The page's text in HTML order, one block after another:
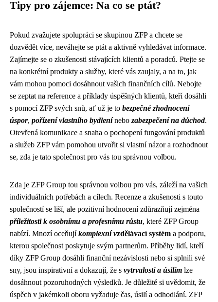
Tipy pro zájemce: Na co se ptát?
Pokud zvažujete spolupráci se skupinou ZFP a chcete se
dozvědět více, neváhejte se ptát a aktivně vyhledávat informace.
Zajímejte se o zkušenosti stávajících klientů a poradců. Ptejte se
na konkrétní produkty a služby, které vás zaujaly, a na to, jak
vám mohou pomoci dosáhnout vašich finančních cílů. Nebojte
se zeptat na reference a příklady úspěšných klientů, kteří dosáhli
s pomocí ZFP svých snů, ať už je to bezpečné zhodnocení
úspor, pořízení vlastního bydlenínebo zabezpečení na důchod.
Otevřená komunikace a snaha o pochopení fungování produktů
a služeb ZFP vám pomohou utvořit si vlastní názor a rozhodnout
se, zda je tato společnost pro vás tou správnou volbou.
Zda je ZFP Group tou správnou volbou pro vás, záleží na vašich
individuálních potřebách a cílech. Recenze a zkušenosti s touto
společností se liší, ale pozitivní hodnocení zdůrazňují zejména
příležitosti k osobnímu a profesnímu růstu, které ZFP Group
nabízí. Mnozí oceňujíkomplexní vzdělávací systém a podporu,
kterou společnost poskytuje svým partnerům. Příběhy lidí, kteří
díky ZFP Group dosáhli finanční nezávislosti nebo si splnili své
sny, jsou inspirativní a dokazují, že s vytrvalostí a úsilím lze
dosáhnout pozoruhodných výsledků. Je důležité si uvědomit, že
úspěch v jakémkoli oboru vyžaduje čas, úsilí a odhodlání. ZFP